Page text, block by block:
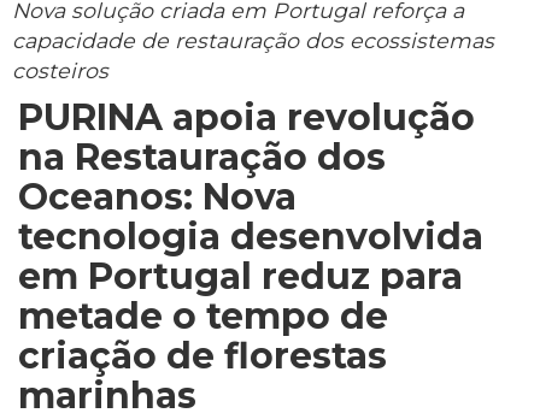
Nova solução criada em Portugal reforça a
capacidade de restauração dos ecossistemas
costeiros
PURINA apoia revolução
na Restauração dos
Oceanos: Nova
tecnologia desenvolvida
em Portugal reduz para
metade o tempo de
criação de florestas
marinhas